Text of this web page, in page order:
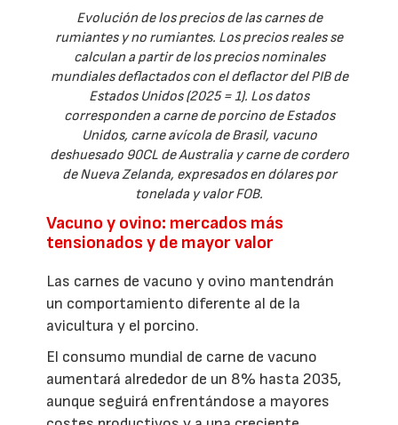
Evolución de los precios de las carnes de
rumiantes y no rumiantes. Los precios reales se
calculan a partir de los precios nominales
mundiales deflactados con el deflactor del PIB de
Estados Unidos (2025 = 1). Los datos
corresponden a carne de porcino de Estados
Unidos, carne avícola de Brasil, vacuno
deshuesado 90CL de Australia y carne de cordero
de Nueva Zelanda, expresados en dólares por
tonelada y valor FOB.
Vacuno y ovino: mercados más
tensionados y de mayor valor
Las carnes de vacuno y ovino mantendrán
un comportamiento diferente al de la
avicultura y el porcino.
El consumo mundial de carne de vacuno
aumentará alrededor de un 8% hasta 2035,
aunque seguirá enfrentándose a mayores